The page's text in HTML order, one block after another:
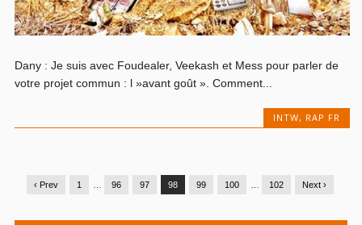
Dany : Je suis avec Foudealer, Veekash et Mess pour parler de
votre projet commun : l »avant goût ». Comment...
INTW, RAP FR
‹ Prev 1 96 97 98 99 100 102 Next ›